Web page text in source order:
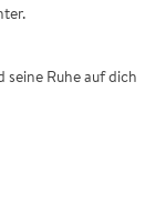
seine Ruhe auf dich